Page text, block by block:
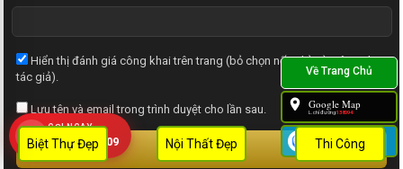
Hiển thị đánh giá công khai trên trang (bỏ chọn nếu chỉ gửi riêng cho
tác giả).
Lưu tên và email trong trình duyệt cho lần sau.
GỬI ĐÁNH GIÁ
Biệt Thự Đẹp Nội Thất Đẹp Thi Công
Google Map
L.chỉ đường:138094
Zalo
GỌI NGAY
0909 452 109